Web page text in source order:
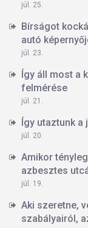
júl. 25.
Bírságot
autó
júl. 23.
Így áll most a
felmérése
júl. 21.
Így utaztunk a
júl. 20.
Amikor
azbesztes
júl. 19.
Aki szeretne,
szabályairól,